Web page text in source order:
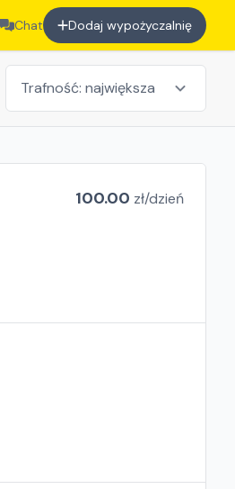
Chat Dodaj wypożyczalnię
100.00 zł/dzień